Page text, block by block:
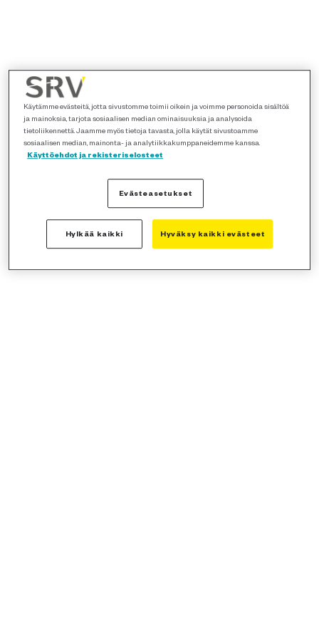
Käytämme evästeitä, jotta sivustomme toimii oikein ja voimme personoida sisältöä
ja mainoksia, tarjota sosiaalisen median ominaisuuksia ja analysoida
tietoliikennettä. Jaamme myös tietoja tavasta, jolla käytät sivustoamme
sosiaalisen median, mainonta- ja analytiikkakumppaneidemme kanssa.
Käyttöehdot ja rekisteriselosteet
Evästeasetukset
Hylkää kaikki Hyväksy kaikki evästeet